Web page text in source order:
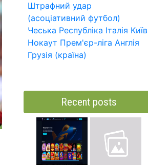
Штрафний удар
(асоціативний футбол)
Чеська Республіка Італія Київ
Нокаут Прем'єр-ліга Англія
Грузія (країна)
Recent posts